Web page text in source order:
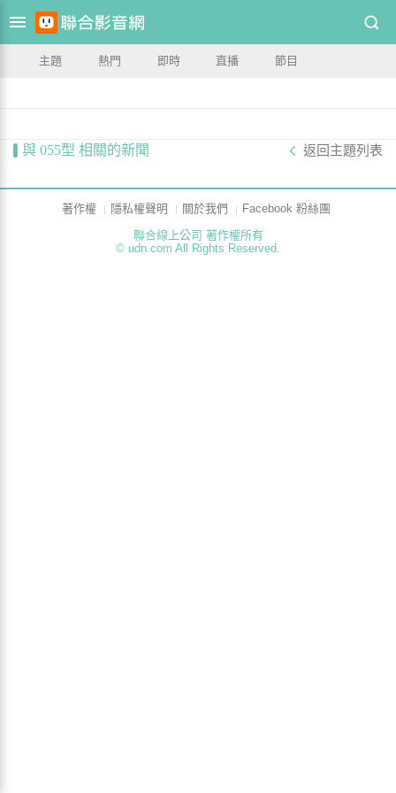
主題 熱門 即時 直播 節目
與 055型 相關的新聞 返回主題列表
著作權 隱私權聲明 關於我們
Facebook 粉絲團
聯合線上公司 著作權所有
© udn.com All Rights Reserved.